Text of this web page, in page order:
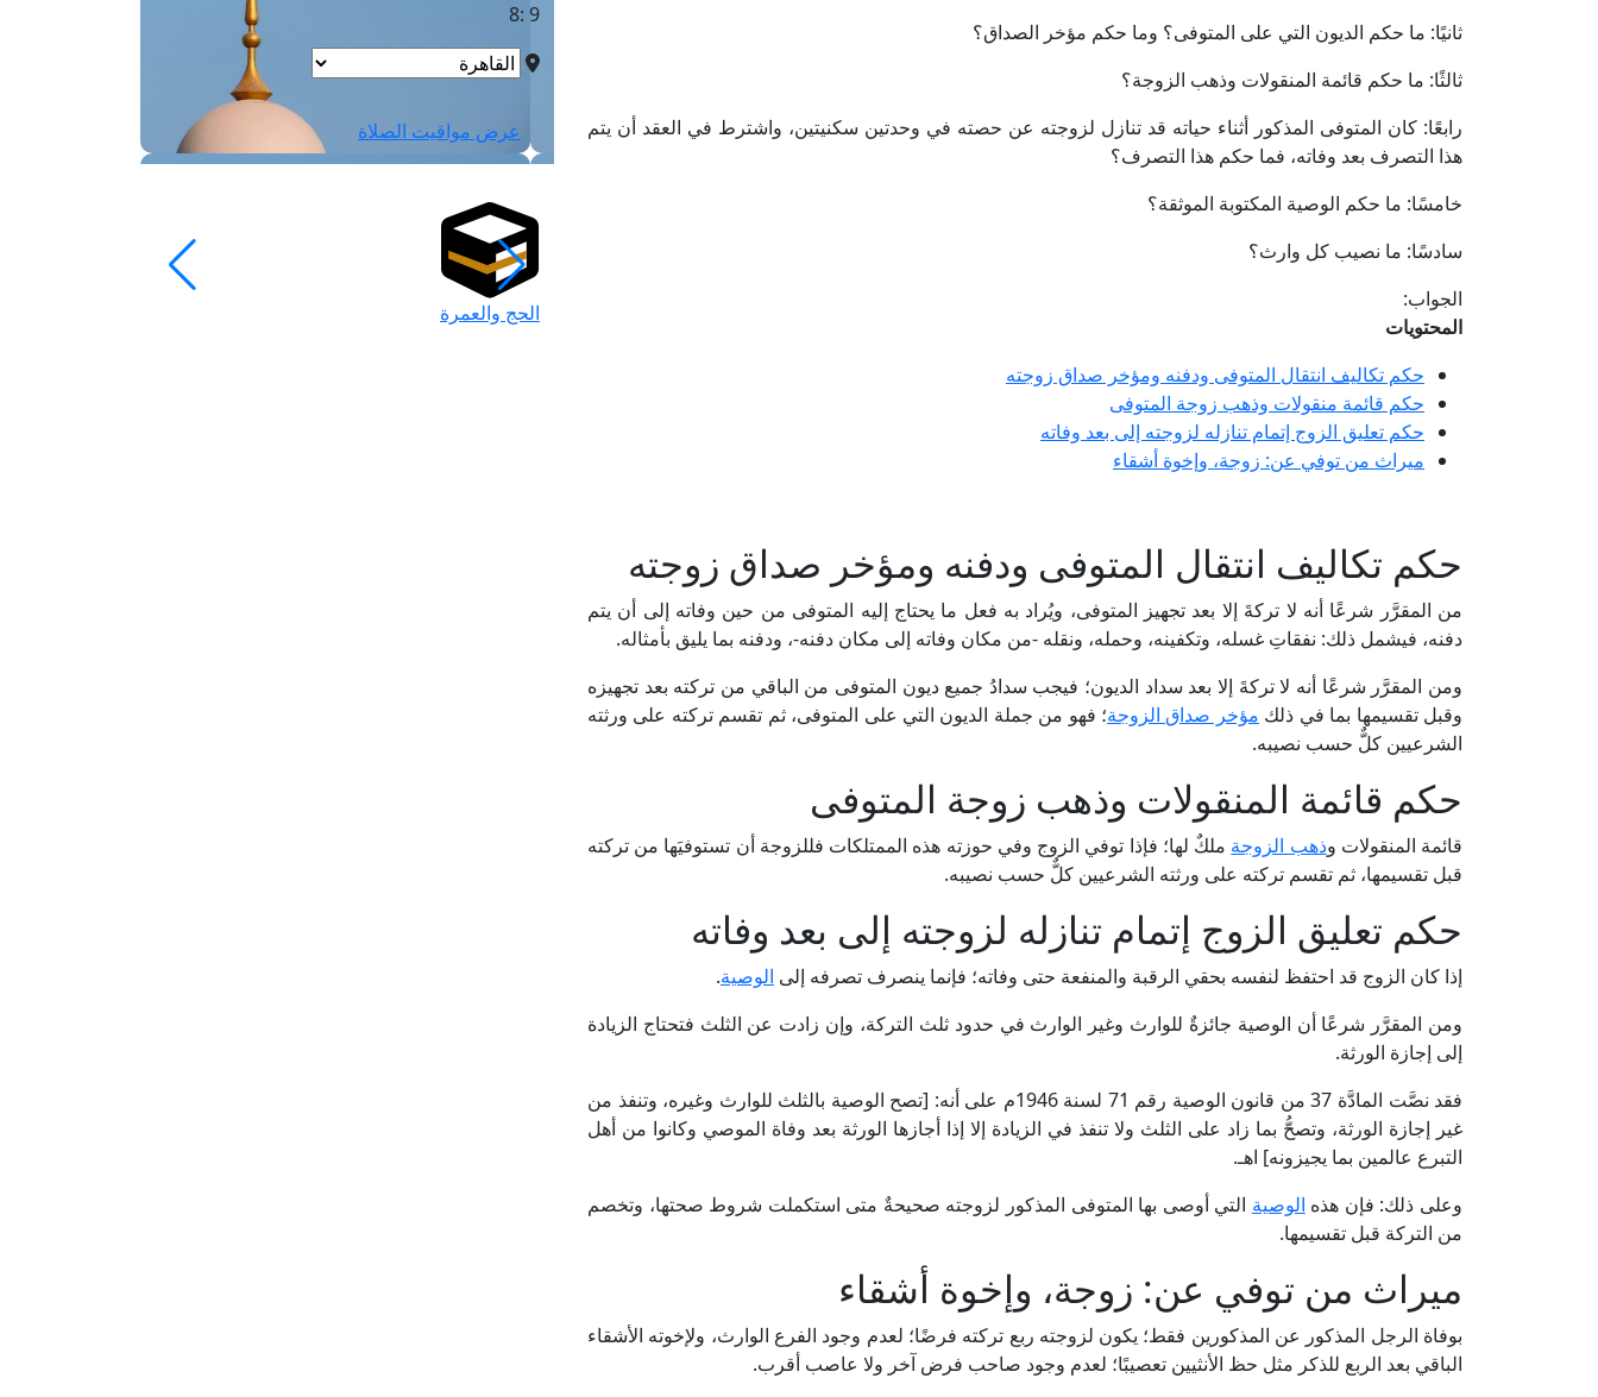
ثانيًا: ما حكم الديون التي على المتوفى؟ وما حكم مؤخر الصداق؟
ثالثًا: ما حكم قائمة المنقولات وذهب الزوجة؟
رابعًا: كان المتوفى المذكور أثناء حياته قد تنازل لزوجته عن حصته في وحدتين سكنيتين، واشترط في العقد أن يتم
هذا التصرف بعد وفاته، فما حكم هذا التصرف؟
خامسًا: ما حكم الوصية المكتوبة الموثقة؟
سادسًا: ما نصيب كل وارث؟
الجواب:
المحتويات
حكم تكاليف انتقال المتوفى ودفنه ومؤخر صداق زوجته
حكم قائمة منقولات وذهب زوجة المتوفى
حكم تعليق الزوج إتمام تنازله لزوجته إلى بعد وفاته
ميراث من توفي عن: زوجة، وإخوة أشقاء
حكم تكاليف انتقال المتوفى ودفنه ومؤخر صداق زوجته
من المقرَّر شرعًا أنه لا تركةَ إلا بعد تجهيز المتوفى، ويُراد به فعل ما يحتاج إليه المتوفى من حين وفاته إلى أن يتم
دفنه، فيشمل ذلك: نفقاتِ غسله، وتكفينه، وحمله، ونقله -من مكان وفاته إلى مكان دفنه-، ودفنه بما يليق بأمثاله.
ومن المقرَّر شرعًا أنه لا تركةَ إلا بعد سداد الديون؛ فيجب سدادُ جميع ديون المتوفى من الباقي من تركته بعد تجهيزه
وقبل تقسيمها بما في ذلك مؤخر صداق الزوجة؛ فهو من جملة الديون التي على المتوفى، ثم تقسم تركته على ورثته
الشرعيين كلٌّ حسب نصيبه.
حكم قائمة المنقولات وذهب زوجة المتوفى
قائمة المنقولات وذهب الزوجة ملكٌ لها؛ فإذا توفي الزوج وفي حوزته هذه الممتلكات فللزوجة أن تستوفيَها من تركته
قبل تقسيمها، ثم تقسم تركته على ورثته الشرعيين كلٌّ حسب نصيبه.
حكم تعليق الزوج إتمام تنازله لزوجته إلى بعد وفاته
إذا كان الزوج قد احتفظ لنفسه بحقي الرقبة والمنفعة حتى وفاته؛ فإنما ينصرف تصرفه إلى الوصية.
ومن المقرَّر شرعًا أن الوصية جائزةٌ للوارث وغير الوارث في حدود ثلث التركة، وإن زادت عن الثلث فتحتاج الزيادة
إلى إجازة الورثة.
فقد نصَّت المادَّة 37 من قانون الوصية رقم 71 لسنة 1946م على أنه: [تصح الوصية بالثلث للوارث وغيره، وتنفذ من
غير إجازة الورثة، وتصحُّ بما زاد على الثلث ولا تنفذ في الزيادة إلا إذا أجازها الورثة بعد وفاة الموصي وكانوا من أهل
التبرع عالمين بما يجيزونه] اهـ.
وعلى ذلك: فإن هذه الوصية التي أوصى بها المتوفى المذكور لزوجته صحيحةٌ متى استكملت شروط صحتها، وتخصم
من التركة قبل تقسيمها.
ميراث من توفي عن: زوجة، وإخوة أشقاء
بوفاة الرجل المذكور عن المذكورين فقط؛ يكون لزوجته ربع تركته فرضًا؛ لعدم وجود الفرع الوارث، ولإخوته الأشقاء
الباقي بعد الربع للذكر مثل حظ الأنثيين تعصيبًا؛ لعدم وجود صاحب فرض آخر ولا عاصب أقرب.
9 :8
عرض مواقيت الصلاة
الحج والعمرة